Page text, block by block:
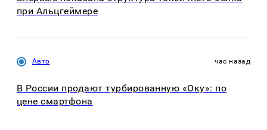
при Альцгеймере
Авто час назад
В России продают турбированную «Оку»: по
цене смартфона